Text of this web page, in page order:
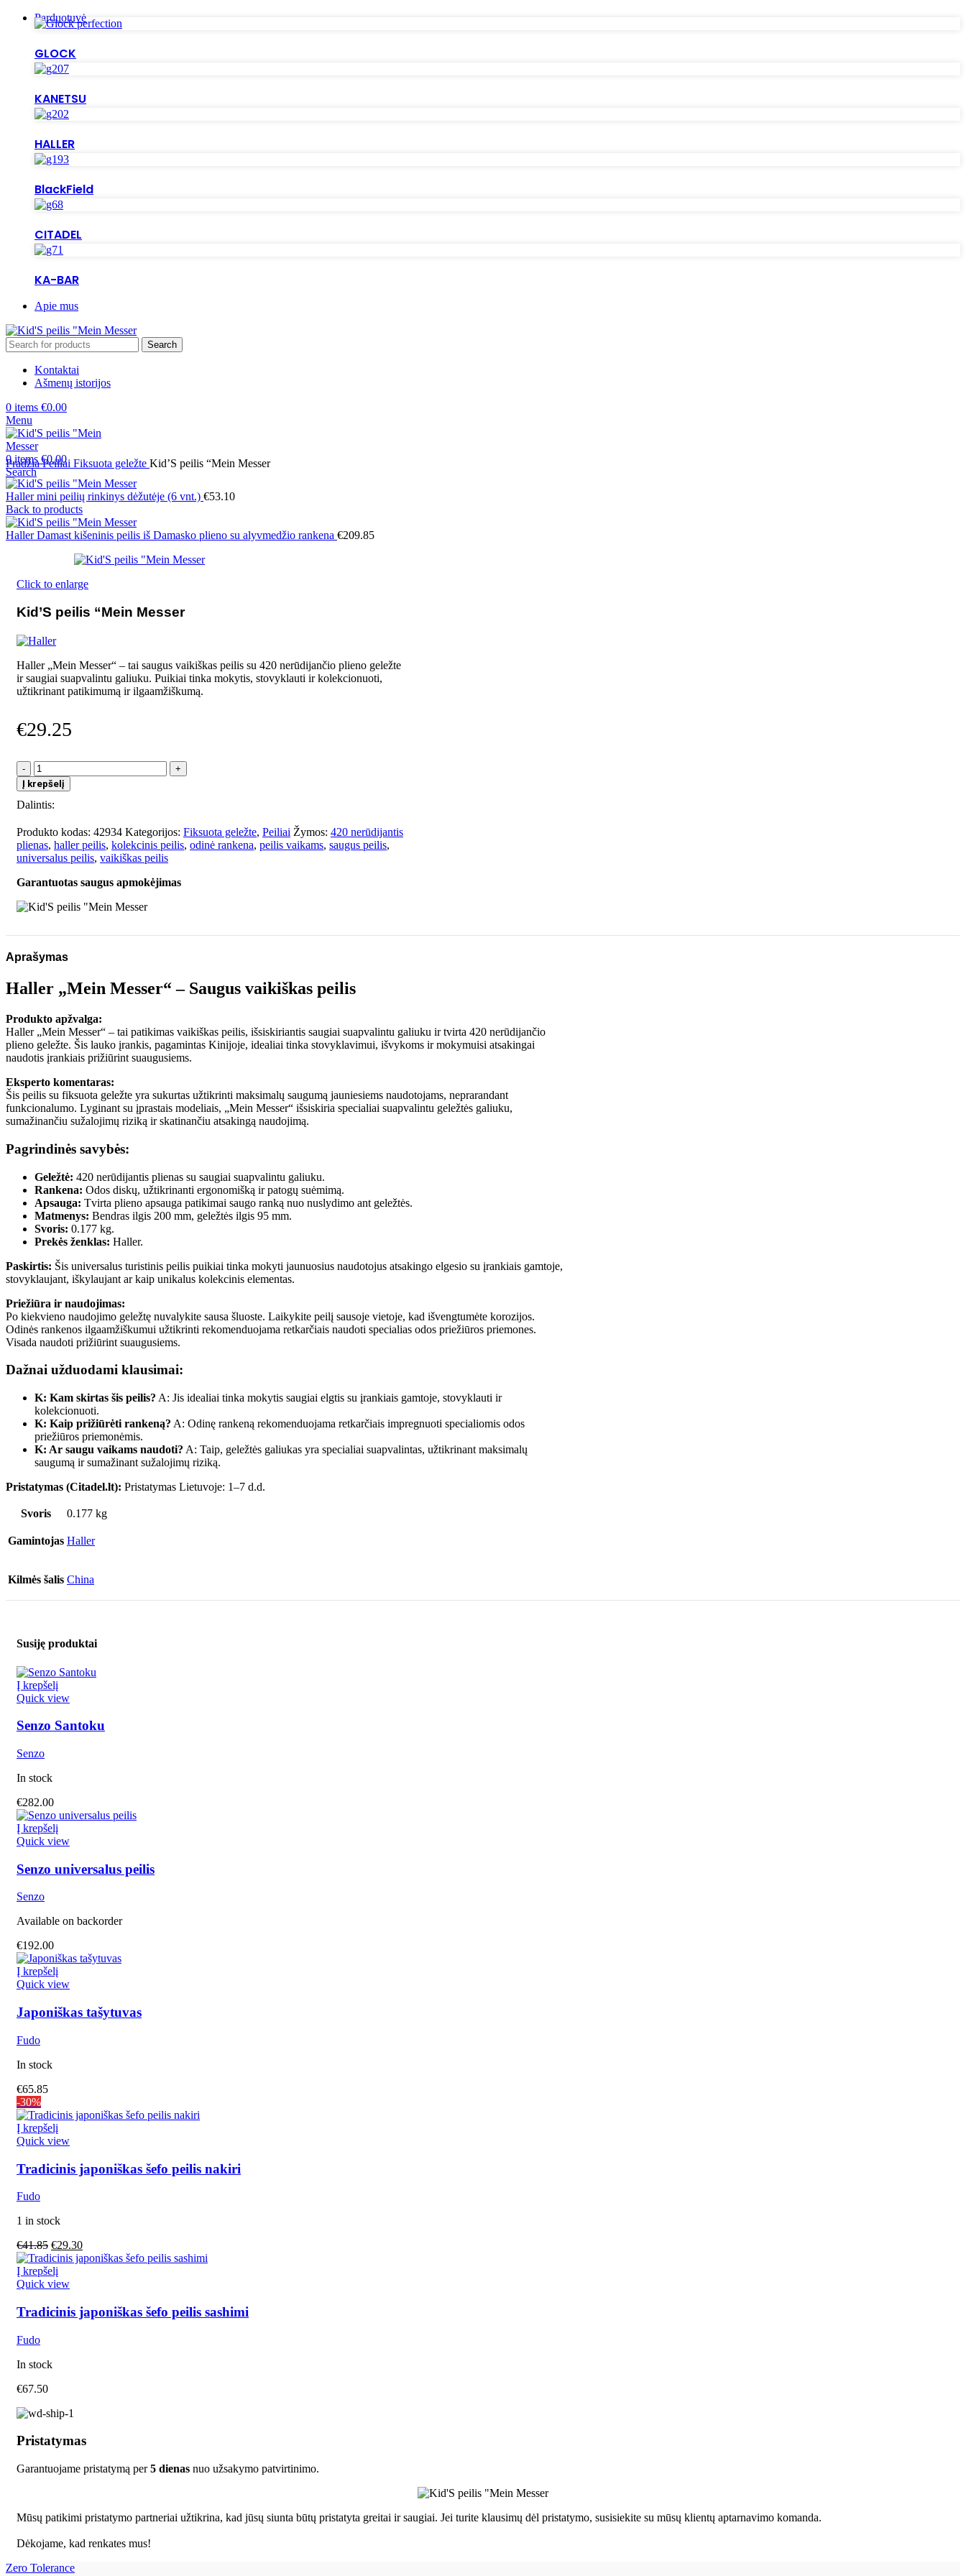
Parduotuvė
GLOCK
KANETSU
HALLER
BlackField
CITADEL
KA-BAR
Apie mus
Search
Kontaktai
Ašmenų istorijos
0 items €0.00
Menu
0items €0.00
Search
PradžiaPeiliai Fiksuota geležte Kid’S peilis “Mein Messer
Haller mini peilių rinkinys dėžutėje (6 vnt.) €53.10
Back to products
Haller Damast kišeninis peilis iš Damasko plieno su alyvmedžio rankena €209.85
Click to enlarge
Kid’S peilis “Mein Messer
Haller „Mein Messer“ – tai saugus vaikiškas peilis su 420 nerūdijančio plieno geležte
ir saugiai suapvalintu galiuku. Puikiai tinka mokytis, stovyklauti ir kolekcionuoti,
užtikrinant patikimumą ir ilgaamžiškumą.
€29.25
produkto
kiekis:
Kid'S
peilis
Messer
Į krepšelį
Dalintis:
Produkto kodas: 42934 Kategorijos: Fiksuota geležte, Peiliai Žymos: 420 nerūdijantis
plienas, haller peilis, kolekcinis peilis, odinė rankena, peilis vaikams, saugus peilis,
universalus peilis, vaikiškas peilis
Garantuotas saugus apmokėjimas
Aprašymas
Haller „Mein Messer“ – Saugus vaikiškas peilis
Produkto apžvalga:
Haller „Mein Messer“ – tai patikimas vaikiškas peilis, išsiskiriantis saugiai suapvalintu galiuku ir tvirta 420 nerūdijančio
plieno geležte. Šis lauko įrankis, pagamintas Kinijoje, idealiai tinka stovyklavimui, išvykoms ir mokymuisi atsakingai
naudotis įrankiais prižiūrint suaugusiems.
Eksperto komentaras:
Šis peilis su fiksuota geležte yra sukurtas užtikrinti maksimalų saugumą jauniesiems naudotojams, neprarandant
funkcionalumo. Lyginant su įprastais modeliais, „Mein Messer“ išsiskiria specialiai suapvalintu geležtės galiuku,
sumažinančiu sužalojimų riziką ir skatinančiu atsakingą naudojimą.
Pagrindinės savybės:
Geležtė: 420 nerūdijantis plienas su saugiai suapvalintu galiuku.
Rankena: Odos diskų, užtikrinanti ergonomišką ir patogų suėmimą.
Apsauga: Tvirta plieno apsauga patikimai saugo ranką nuo nuslydimo ant geležtės.
Matmenys: Bendras ilgis 200 mm, geležtės ilgis 95 mm.
Svoris: 0.177 kg.
Prekės ženklas: Haller.
Paskirtis: Šis universalus turistinis peilis puikiai tinka mokyti jaunuosius naudotojus atsakingo elgesio su įrankiais gamtoje,
stovyklaujant, iškylaujant ar kaip unikalus kolekcinis elementas.
Priežiūra ir naudojimas:
Po kiekvieno naudojimo geležtę nuvalykite sausa šluoste. Laikykite peilį sausoje vietoje, kad išvengtumėte korozijos.
Odinės rankenos ilgaamžiškumui užtikrinti rekomenduojama retkarčiais naudoti specialias odos priežiūros priemones.
Visada naudoti prižiūrint suaugusiems.
Dažnai užduodami klausimai:
K: Kam skirtas šis peilis? A: Jis idealiai tinka mokytis saugiai elgtis su įrankiais gamtoje, stovyklauti ir
kolekcionuoti.
K: Kaip prižiūrėti rankeną? A: Odinę rankeną rekomenduojama retkarčiais impregnuoti specialiomis odos
priežiūros priemonėmis.
K: Ar saugu vaikams naudoti? A: Taip, geležtės galiukas yra specialiai suapvalintas, užtikrinant maksimalų
saugumą ir sumažinant sužalojimų riziką.
Pristatymas (Citadel.lt): Pristatymas Lietuvoje: 1–7 d.d.
Svoris 0.177 kg
Gamintojas Haller
Kilmės šalis China
Susiję produktai
Į krepšelį
Quick view
Senzo Santoku
Senzo
In stock
€282.00
Į krepšelį
Quick view
Senzo universalus peilis
Senzo
Available on backorder
€192.00
Į krepšelį
Quick view
Japoniškas tašytuvas
Fudo
In stock
€65.85
-30%
Į krepšelį
Quick view
Tradicinis japoniškas šefo peilis nakiri
Fudo
1 in stock
€41.85 €29.30
Į krepšelį
Quick view
Tradicinis japoniškas šefo peilis sashimi
Fudo
In stock
€67.50
Pristatymas
Garantuojame pristatymą per5 dienas nuo užsakymo patvirtinimo.
Mūsų patikimi pristatymo partneriai užtikrina, kad jūsų siunta būtų pristatyta greitai ir saugiai. Jei turite klausimų dėl pristatymo, susisiekite su mūsų klientų aptarnavimo komanda.
Dėkojame, kad renkates mus!
Zero Tolerance